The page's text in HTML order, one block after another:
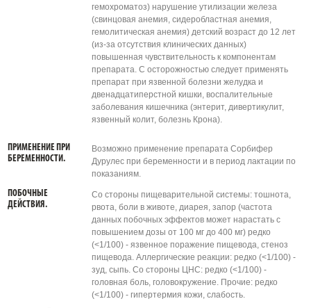
гемохроматоз) нарушение утилизации железа
(свинцовая анемия, сидеробластная анемия,
гемолитическая анемия) детский возраст до 12 лет
(из-за отсутствия клинических данных)
повышенная чувствительность к компонентам
препарата. С осторожностью следует применять
препарат при язвенной болезни желудка и
двенадцатиперстной кишки, воспалительные
заболевания кишечника (энтерит, дивертикулит,
язвенный колит, болезнь Крона).
ПРИМЕНЕНИЕ ПРИ
БЕРЕМЕННОСТИ.
Возможно применение препарата Сорбифер
Дурулес при беременности и в период лактации по
показаниям.
ПОБОЧНЫЕ
ДЕЙСТВИЯ.
Cо стороны пищеварительной системы: тошнота,
рвота, боли в животе, диарея, запор (частота
данных побочных эффектов может нарастать с
повышением дозы от 100 мг до 400 мг) редко
(<1/100) - язвенное поражение пищевода, стеноз
пищевода. Аллергические реакции: редко (<1/100) -
зуд, сыпь. Со стороны ЦНС: редко (<1/100) -
головная боль, головокружение. Прочие: редко
(<1/100) - гипертермия кожи, слабость.